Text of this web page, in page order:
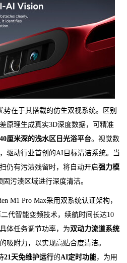
势在于其搭载的仿生双视系统。区别
原理生成真实3D深度数据，可精准
40厘米深的浅水区日光浴平台。视觉数
驱动行业首创的AI目标清洁系统。当
仍有污渍残留时，将自动开启强力模
固污渍区域进行深度清洁。
M1 Pro Max采用双系统认证架构，
代智能变频技术，续航时间长达10
体任务调节功率，为双动力流道系统
吸附力，以实现高贴合度清洁。
21天免维护运行的AI定时功能，为用